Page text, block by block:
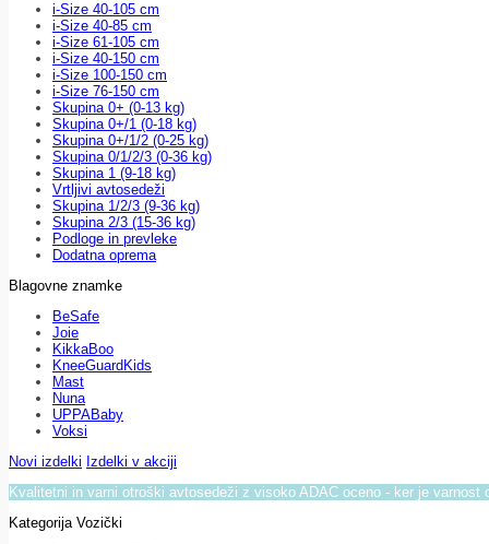
i-Size 40-105 cm
i-Size 40-85 cm
i-Size 61-105 cm
i-Size 40-150 cm
i-Size 100-150 cm
i-Size 76-150 cm
Skupina 0+ (0-13 kg)
Skupina 0+/1 (0-18 kg)
Skupina 0+/1/2 (0-25 kg)
Skupina 0/1/2/3 (0-36 kg)
Skupina 1 (9-18 kg)
Vrtljivi avtosedeži
Skupina 1/2/3 (9-36 kg)
Skupina 2/3 (15-36 kg)
Podloge in prevleke
Dodatna oprema
Blagovne znamke
BeSafe
Joie
KikkaBoo
KneeGuardKids
Mast
Nuna
UPPABaby
Voksi
Novi izdelki Izdelki v akciji
Kvalitetni in varni otroški avtosedeži z visoko ADAC oceno - ker je varnost
Kategorija Vozički